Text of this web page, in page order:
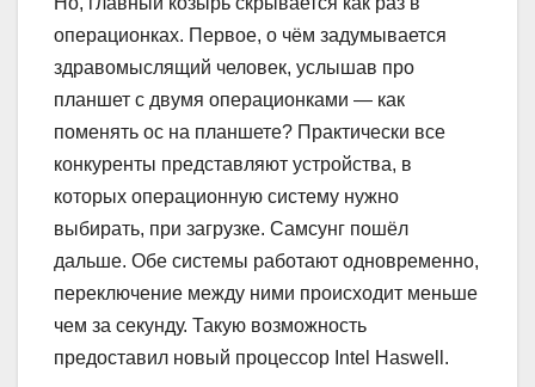
операционках. Первое, о чём задумывается
здравомыслящий человек, услышав про
планшет с двумя операционками — как
поменять ос на планшете? Практически все
конкуренты представляют устройства, в
которых операционную систему нужно
выбирать, при загрузке. Самсунг пошёл
дальше. Обе системы работают одновременно,
переключение между ними происходит меньше
чем за секунду. Такую возможность
предоставил новый процессор Intel Haswell.